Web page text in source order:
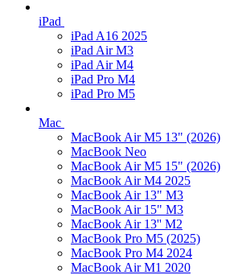
iPad
iPad A16 2025
iPad Air M3
iPad Air M4
iPad Pro M4
iPad Pro M5
Mac
MacBook Air M5 13" (2026)
MacBook Neo
MacBook Air M5 15" (2026)
MacBook Air M4 2025
MacBook Air 13" M3
MacBook Air 15" M3
MacBook Air 13'' M2
MacBook Pro M5 (2025)
MacBook Pro M4 2024
MacBook Air M1 2020